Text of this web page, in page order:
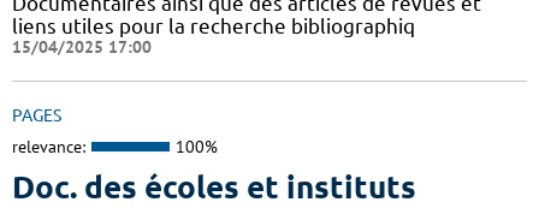
liens utiles pour la recherche bibliographiq
15/04/2025 17:00
PAGES
relevance: 100%
Doc. des écoles et instituts